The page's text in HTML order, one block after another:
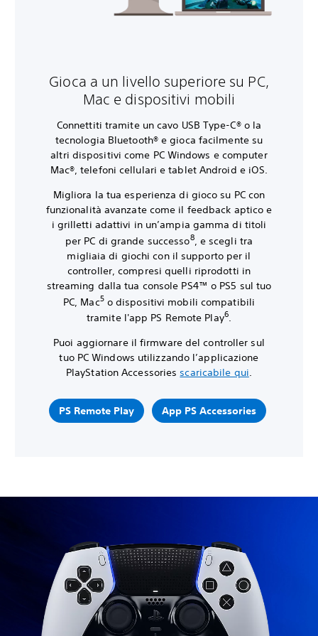
Gioca a un livello superiore su PC,
Mac e dispositivi mobili
Connettiti tramite un cavo USB Type-C® o la
tecnologia Bluetooth® e gioca facilmente su
altri dispositivi come PC Windows e computer
Mac®, telefoni cellulari e tablet Android e iOS.
Migliora la tua esperienza di gioco su PC con
funzionalità avanzate come il feedback aptico e
i grilletti adattivi in un’ampia gamma di titoli
per PC di grande successo8, e scegli tra
migliaia di giochi con il supporto per il
controller, compresi quelli riprodotti in
streaming dalla tua console PS4™ o PS5 sul tuo
PC, Mac5o dispositivi mobili compatibili
tramite l'app PS Remote Play6.
Puoi aggiornare il firmware del controller sul
tuo PC Windows utilizzando l’applicazione
PlayStation Accessoriesscaricabile qui.
PS Remote Play App PS Accessories